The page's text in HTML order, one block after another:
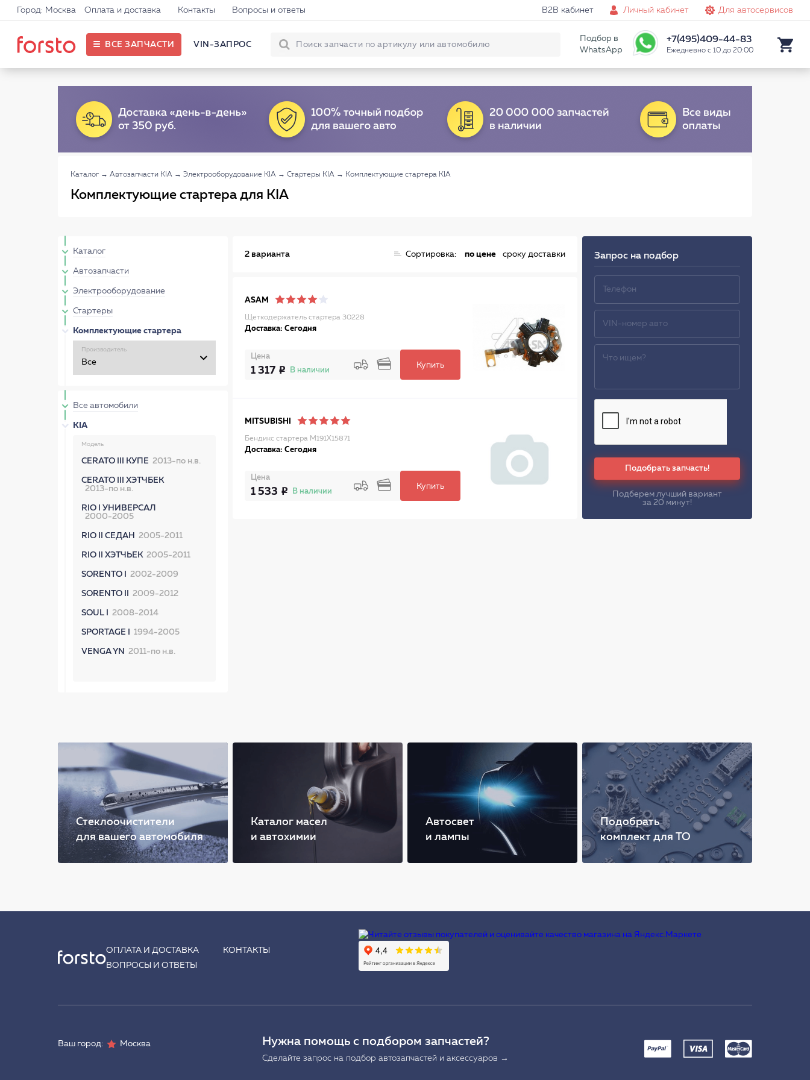
Город: Москва Оплата и доставка Контакты Вопросы и ответы B2B кабинет Личный кабинет Для автосервисов
ВСЕ ЗАПЧАСТИ VIN-ЗАПРОС
Подбор в
WhatsApp
+7(495)409-44-83
Ежедневно с 10 до 20:00
Каталог → Автозапчасти KIA → Электрооборудование KIA → Стартеры KIA → Комплектующие стартера KIA
Комплектующие стартера для KIA
Каталог
Автозапчасти
Электрооборудование
Стартеры
Комплектующие стартера
Производитель
Все автомобили
KIA
Модель
CERATO III КУПЕ 2013-по н.в.
CERATO III ХЭТЧБЕК
2013-по н.в.
RIO I УНИВЕРСАЛ
2000-2005
RIO II СЕДАН 2005-2011
RIO II ХЭТЧЬЕК 2005-2011
SORENTO I 2002-2009
SORENTO II 2009-2012
SOUL I 2008-2014
SPORTAGE I 1994-2005
VENGA YN 2011-по н.в.
2 варианта Сортировка: по цене сроку доставки
ASAM
Щеткодержатель стартера 30228
Доставка: Сегодня
Цена
1 317 В наличии
Купить
MITSUBISHI
Бендикс стартера M191X15871
Доставка: Сегодня
Цена
1 533 В наличии
Купить
Запрос на подбор
Подобрать запчасть!
Подберем лучший вариант
за 20 минут!
Стеклоочистители
для вашего автомобиля
Каталог масел
и автохимии
Автосвет
и лампы
Подобрать
комплект для ТО
ОПЛАТА И ДОСТАВКА
КОНТАКТЫ
ВОПРОСЫ И ОТВЕТЫ
Ваш город: Москва Нужна помощь с подбором запчастей?
Сделайте запрос на подбор автозапчастей и аксессуаров →